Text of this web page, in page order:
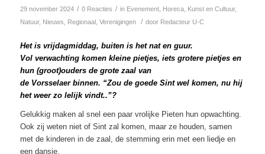
29 november 2024 / 0 Reacties / in Evenement, Horeca, Kunst en Cultuur,
Natuur, Nieuws Regionaal, Verenigingen / door Redacteur U-C
Het is vrijdagmiddag, buiten is het nat en guur.
Vol verwachting komen kleine pietjes, iets grotere pietjes en
hun (groot)ouders de grote zaal van
de Vorsselaer binnen. “Zou de goede Sint wel komen, nu hij
het weer zo lelijk vindt..”?
Gelukkig maken al snel een paar vrolijke Pieten hun opwachting.
Ook zij weten niet of Sint zal komen, maar ze houden, samen
met de kinderen in de zaal, de stemming erin met een liedje en
een dansje.